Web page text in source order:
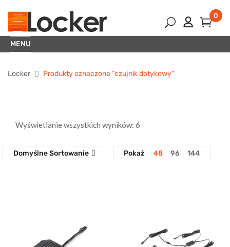
0
MENU
Locker Produkty oznaczone “czujnik dotykowy”
Wyświetlanie wszystkich wyników: 6
Domyślne Sortowanie Pokaż 48 96 144